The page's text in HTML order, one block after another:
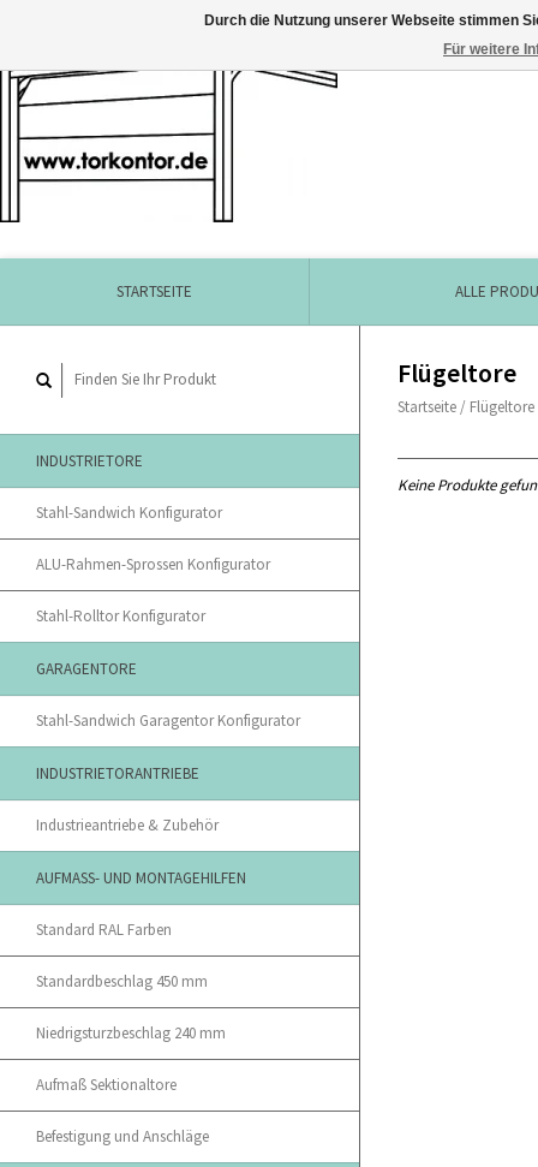
STARTSEITE ALLE
INDUSTRIETORE
Stahl-Sandwich Konfigurator
ALU-Rahmen-Sprossen Konfigurator
Stahl-Rolltor Konfigurator
GARAGENTORE
Stahl-Sandwich Garagentor Konfigurator
INDUSTRIETORANTRIEBE
Industrieantriebe & Zubehör
AUFMASS- UND MONTAGEHILFEN
Standard RAL Farben
Standardbeschlag 450 mm
Niedrigsturzbeschlag 240 mm
Aufmaß Sektionaltore
Befestigung und Anschläge
Flügeltore
Startseite / Flügeltore
Keine Produkte
Durch die Nutzung unserer Webseite stimmen
Für weitere